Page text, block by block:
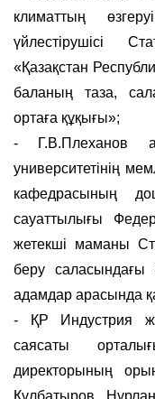
климаттың
үйлестірушісі
«Қазақстан
баланың таза,
ортаға құқығы»;
- Г.В.Плеханов
университетінің
кафедрасының
сауаттылығы
жетекші маманы
беру саласындағы
адамдар арасында
- ҚР Индустрия
саясаты
директорының
Құлбатыров